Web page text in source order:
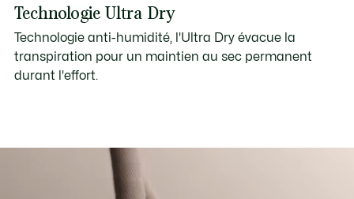
Technologie Ultra Dry
Technologie anti-humidité, l'Ultra Dry évacue la
transpiration pour un maintien au sec permanent
durant l'effort.